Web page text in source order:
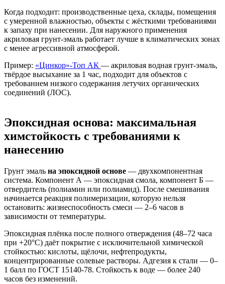
Когда подходит: производственные цеха, склады, помещения
с умеренной влажностью, объекты с жёсткими требованиями
к запаху при нанесении. Для наружного применения
акриловая грунт-эмаль работает лучше в климатических зонах
с менее агрессивной атмосферой.
Пример: «Цинкор»-Топ АК — акриловая водная грунт-эмаль,
твёрдое высыхание за 1 час, подходит для объектов с
требованием низкого содержания летучих органических
соединений (ЛОС).
Эпоксидная основа: максимальная
химстойкость с требованиями к
нанесению
Грунт эмаль на эпоксидной основе — двухкомпонентная
система. Компонент А — эпоксидная смола, компонент Б —
отвердитель (полиамин или полиамид). После смешивания
начинается реакция полимеризации, которую нельзя
остановить: жизнеспособность смеси — 2–6 часов в
зависимости от температуры.
Эпоксидная плёнка после полного отверждения (48–72 часа
при +20°C) даёт покрытие с исключительной химической
стойкостью: кислоты, щёлочи, нефтепродукты,
концентрированные солевые растворы. Адгезия к стали — 0–
1 балл по ГОСТ 15140-78. Стойкость к воде — более 240
часов без изменений.